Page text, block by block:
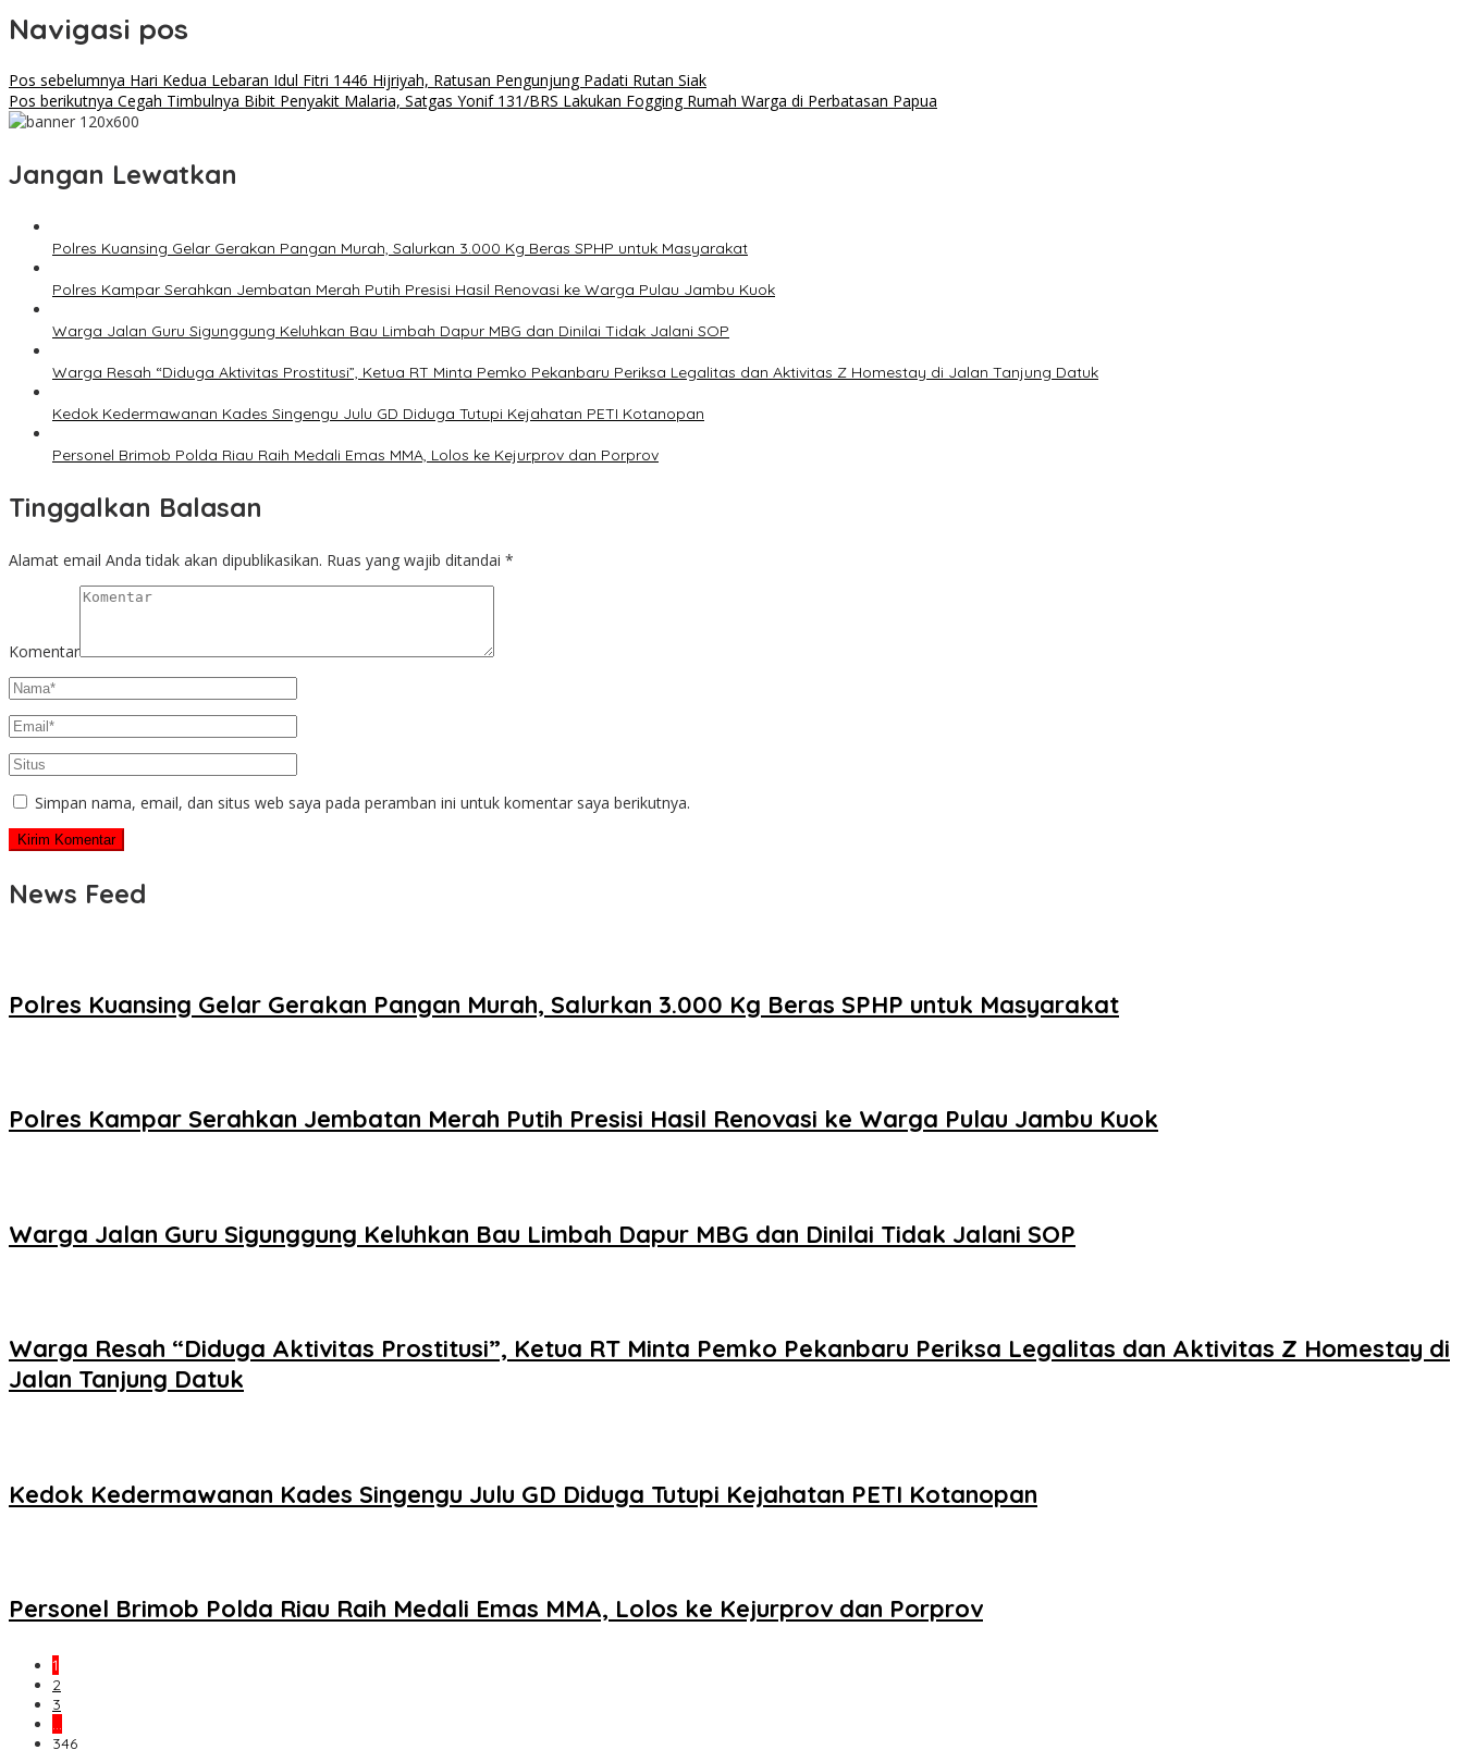
Navigasi pos
Pos sebelumnya Hari Kedua Lebaran Idul Fitri 1446 Hijriyah, Ratusan Pengunjung Padati Rutan Siak
Pos berikutnya Cegah Timbulnya Bibit Penyakit Malaria, Satgas Yonif 131/BRS Lakukan Fogging Rumah Warga di Perbatasan Papua
Jangan Lewatkan
Polres Kuansing Gelar Gerakan Pangan Murah, Salurkan 3.000 Kg Beras SPHP untuk Masyarakat
Polres Kampar Serahkan Jembatan Merah Putih Presisi Hasil Renovasi ke Warga Pulau Jambu Kuok
Warga Jalan Guru Sigunggung Keluhkan Bau Limbah Dapur MBG dan Dinilai Tidak Jalani SOP
Warga Resah “Diduga Aktivitas Prostitusi”, Ketua RT Minta Pemko Pekanbaru Periksa Legalitas dan Aktivitas Z Homestay di Jalan Tanjung Datuk
Kedok Kedermawanan Kades Singengu Julu GD Diduga Tutupi Kejahatan PETI Kotanopan
Personel Brimob Polda Riau Raih Medali Emas MMA, Lolos ke Kejurprov dan Porprov
Tinggalkan Balasan
Alamat email Anda tidak akan dipublikasikan. Ruas yang wajib ditandai *
Komentar
Simpan nama, email, dan situs web saya pada peramban ini untuk komentar saya berikutnya.
News Feed
Polres Kuansing Gelar Gerakan Pangan Murah, Salurkan 3.000 Kg Beras SPHP untuk Masyarakat
Polres Kampar Serahkan Jembatan Merah Putih Presisi Hasil Renovasi ke Warga Pulau Jambu Kuok
Warga Jalan Guru Sigunggung Keluhkan Bau Limbah Dapur MBG dan Dinilai Tidak Jalani SOP
Warga Resah “Diduga Aktivitas Prostitusi”, Ketua RT Minta Pemko Pekanbaru Periksa Legalitas dan Aktivitas Z Homestay di
Jalan Tanjung Datuk
Kedok Kedermawanan Kades Singengu Julu GD Diduga Tutupi Kejahatan PETI Kotanopan
Personel Brimob Polda Riau Raih Medali Emas MMA, Lolos ke Kejurprov dan Porprov
1
2
3
…
346